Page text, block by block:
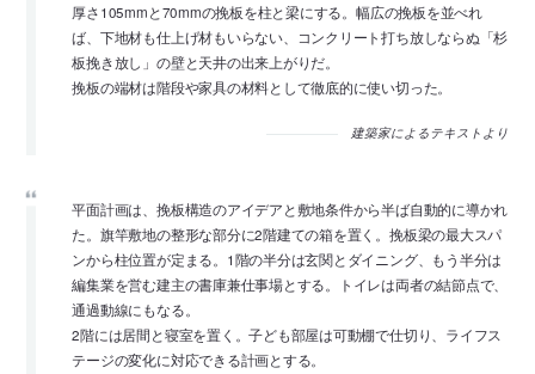
厚さ105mmと70mmの挽板を柱と梁にする。幅広の挽板を並べれ
ば、下地材も仕上げ材もいらない、コンクリート打ち放しならぬ「杉
板挽き放し」の壁と天井の出来上がりだ。
挽板の端材は階段や家具の材料として徹底的に使い切った。
建築家によるテキストより
平面計画は、挽板構造のアイデアと敷地条件から半ば自動的に導かれ
た。旗竿敷地の整形な部分に2階建ての箱を置く。挽板梁の最大スパ
ンから柱位置が定まる。1階の半分は玄関とダイニング、もう半分は
編集業を営む建主の書庫兼仕事場とする。トイレは両者の結節点で、
通過動線にもなる。
2階には居間と寝室を置く。子ども部屋は可動棚で仕切り、ライフス
テージの変化に対応できる計画とする。